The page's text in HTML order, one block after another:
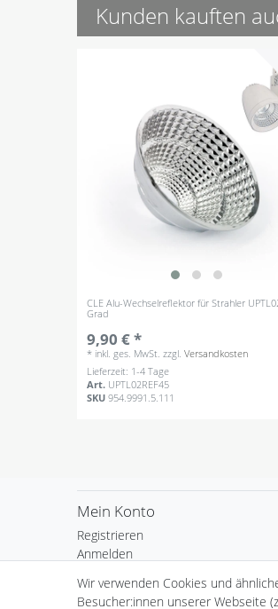
Kunden kauften
CLE Alu-Wechselreflektor für Strahler
Grad
9,90 € *
* inkl. ges. MwSt. zzgl.Versandkosten
Lieferzeit: 1-4 Tage
Art. UPTL02REF45
SKU954.9991.5.111
Mein Konto
Registrieren
Anmelden
Kasse
Wir verwenden Cookies und
Besucher:innen unserer Webseite